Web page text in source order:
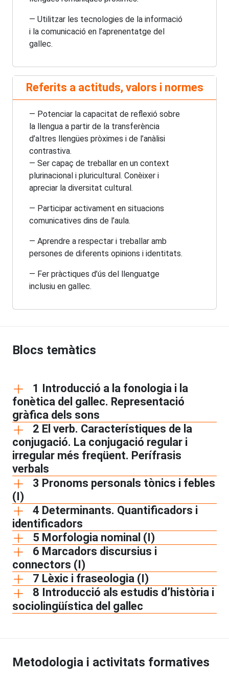
— Utilitzar les tecnologies de la informació
i la comunicació en l’aprenentatge del
gallec.
Referits a actituds, valors i normes
— Potenciar la capacitat de reflexió sobre
la llengua a partir de la transferència
d’altres llengües pròximes i de l’anàlisi
contrastiva.
— Ser capaç de treballar en un context
plurinacional i pluricultural. Conèixer i
apreciar la diversitat cultural.
— Participar activament en situacions
comunicatives dins de l’aula.
— Aprendre a respectar i treballar amb
persones de diferents opinions i identitats.
— Fer pràctiques d’ús del llenguatge
inclusiu en gallec.
Blocs temàtics
1 Introducció a la fonologia i la
fonètica del gallec. Representació
gràfica dels sons
2 El verb. Característiques de la
conjugació. La conjugació regular i
irregular més freqüent. Perífrasis
verbals
3 Pronoms personals tònics i febles
(I)
4 Determinants. Quantificadors i
identificadors
5 Morfologia nominal (I)
6 Marcadors discursius i
connectors (I)
7 Lèxic i fraseologia (I)
8 Introducció als estudis d’història i
sociolingüística del gallec
Metodologia i activitats formatives